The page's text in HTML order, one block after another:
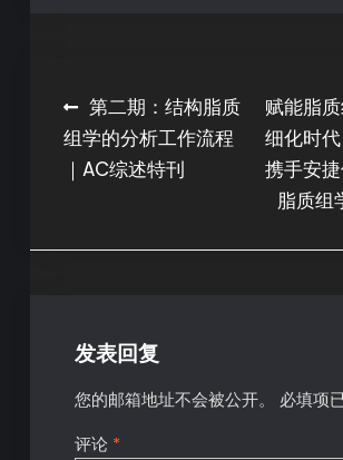
第二期：结构脂质
组学的分析工作流程
｜AC综述特刊
赋能脂
细化时
携手安
脂质组
发表回复
您的邮箱地址不会被公开。 必填项
评论 *